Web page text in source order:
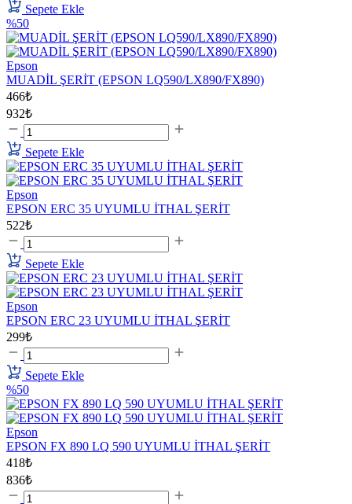
Sepete Ekle
%50
Epson
MUADİL ŞERİT (EPSON LQ590/LX890/FX890)
466₺
932₺
Sepete Ekle
Epson
EPSON ERC 35 UYUMLU İTHAL ŞERİT
522₺
Sepete Ekle
Epson
EPSON ERC 23 UYUMLU İTHAL ŞERİT
299₺
Sepete Ekle
%50
Epson
EPSON FX 890 LQ 590 UYUMLU İTHAL ŞERİT
418₺
836₺